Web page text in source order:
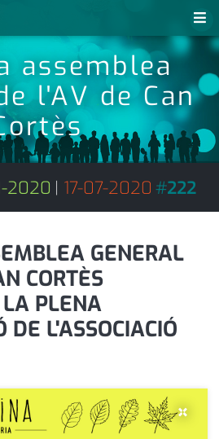
notícies
notícies
activitats
agenda
empresa
entrevista
opinió
revistes pdf
anunciants
subscripció
contacte
farmàcies
assemblea
l'AV de Can
2020 | 17-07-2020 #222
GENERAL
CORTÈS
PLENA
DE L'ASSOCIACIÓ
×